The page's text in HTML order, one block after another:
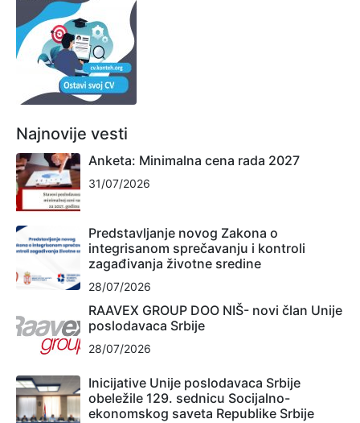
Najnovije vesti
Anketa: Minimalna cena rada 2027
31/07/2026
Predstavljanje novog Zakona o
integrisanom sprečavanju i kontroli
zagađivanja životne sredine
28/07/2026
RAAVEX GROUP DOO NIŠ- novi član Unije
poslodavaca Srbije
28/07/2026
Inicijative Unije poslodavaca Srbije
obeležile 129. sednicu Socijalno-
ekonomskog saveta Republike Srbije